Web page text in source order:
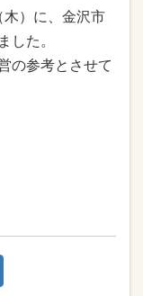
）に、⾦沢市
した。
の参考とさせて